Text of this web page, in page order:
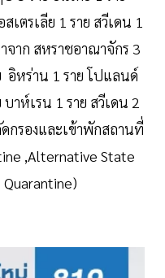
เตรเลีย 1 ราย สวีเดน 1
จาก สหราชอาณาจักร 3
อิหร่าน 1 ราย โปแลนด์
าห์เรน 1 ราย สวีเดน 2
กรองและเข้าพักสถานที่
,Alternative State